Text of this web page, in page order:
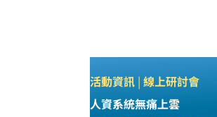
活動資訊 | 線上研討會
人資系統無痛上雲